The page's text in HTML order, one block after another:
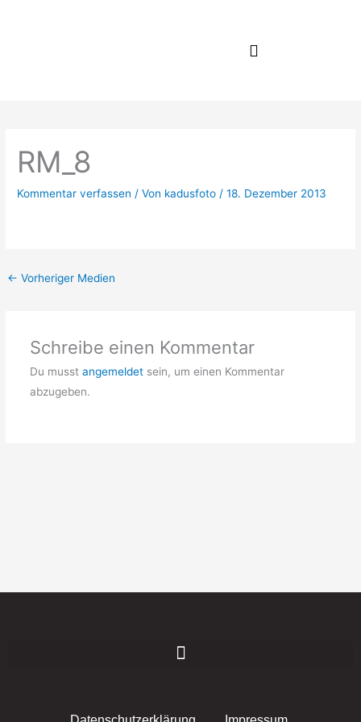
RM_8
Kommentar verfassen / Von kadusfoto /18. Dezember 2013
← Vorheriger Medien
Schreibe einen Kommentar
Du musst angemeldetsein, um einen Kommentar
abzugeben.